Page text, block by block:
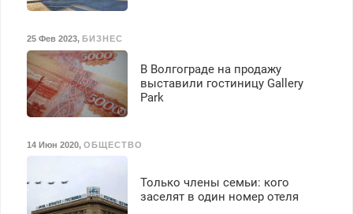
25 Фев 2023, БИЗНЕС
В Волгограде на продажу
выставили гостиницу Gallery
Park
14 Июн 2020, ОБЩЕСТВО
Только члены семьи: кого
заселят в один номер отеля